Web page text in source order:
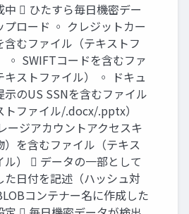
中  ひたすら毎日機密デー
プロード ◦ クレジットカー
含むファイル（テキストフ
◦ SWIFTコードを含むファ
キストファイル） ◦ ドキュ
示のUS SSNを含むファイル
トファイル/.docx/.pptx）
ージアカウントアクセスキ
）を含むファイル（テキス
ル）  データの一部として
た日付を記述（ハッシュ対
コンテナー名に作成した